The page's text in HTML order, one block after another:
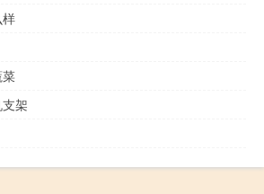
架